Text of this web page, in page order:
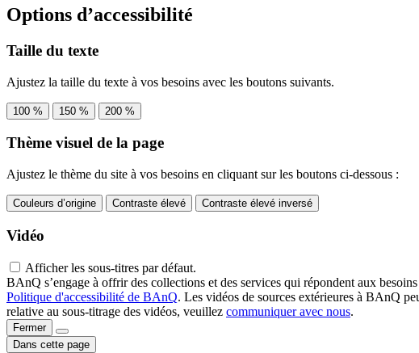
Options d’accessibilité
Taille du texte
Ajustez la taille du texte à vos besoins avec les boutons suivants.
100 % 150 % 200 %
Thème visuel de la page
Ajustez le thème du site à vos besoins en cliquant sur les boutons ci-dessous :
Couleurs d’origine Contraste élevé Contraste élevé inversé
Vidéo
Afficher les sous-titres par défaut.
BAnQ s’engage à offrir des collections et des services qui répondent aux
Politique d'accessibilité de BAnQ. Les vidéos de sources extérieures à BAnQ
relative au sous-titrage des vidéos, veuillez communiquer avec nous.
Fermer
Dans cette page